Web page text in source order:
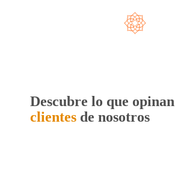
Descubre lo que opinan
clientes de nosotros